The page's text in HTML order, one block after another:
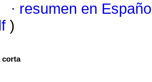
· resumen en
)
corta